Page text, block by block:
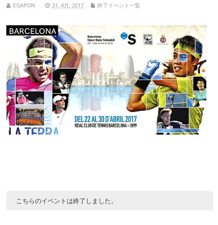
ESJAPON 21, 4月, 2017 終了イベント一覧
こちらのイベントは終了しました。